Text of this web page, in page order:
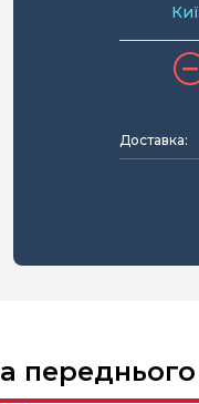
Доставка: